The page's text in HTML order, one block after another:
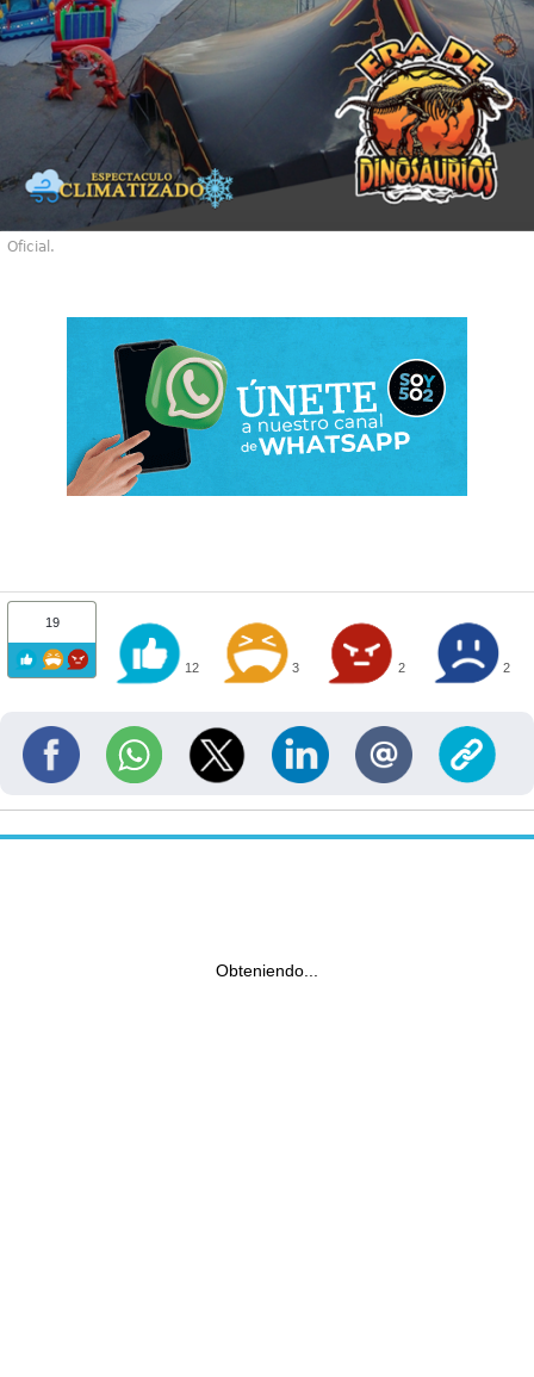
Oficial.
19
12 3 2 2
Obteniendo...